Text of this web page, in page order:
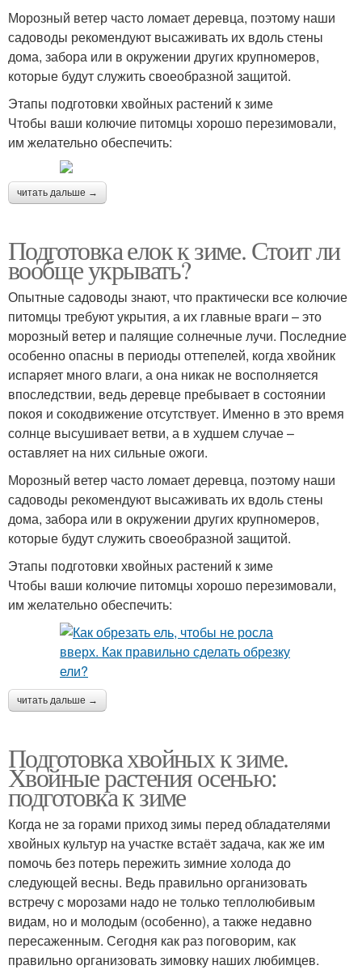
Морозный ветер часто ломает деревца, поэтому наши
садоводы рекомендуют высаживать их вдоль стены
дома, забора или в окружении других крупномеров,
которые будут служить своеобразной защитой.
Этапы подготовки хвойных растений к зиме
Чтобы ваши колючие питомцы хорошо перезимовали,
им желательно обеспечить:
читать дальше →
Подготовка елок к зиме. Стоит ли
вообще укрывать?
Опытные садоводы знают, что практически все колючие
питомцы требуют укрытия, а их главные враги – это
морозный ветер и палящие солнечные лучи. Последние
особенно опасны в периоды оттепелей, когда хвойник
испаряет много влаги, а она никак не восполняется
впоследствии, ведь деревце пребывает в состоянии
покоя и сокодвижение отсутствует. Именно в это время
солнце высушивает ветви, а в худшем случае –
оставляет на них сильные ожоги.
Морозный ветер часто ломает деревца, поэтому наши
садоводы рекомендуют высаживать их вдоль стены
дома, забора или в окружении других крупномеров,
которые будут служить своеобразной защитой.
Этапы подготовки хвойных растений к зиме
Чтобы ваши колючие питомцы хорошо перезимовали,
им желательно обеспечить:
читать дальше →
Подготовка хвойных к зиме.
Хвойные растения осенью:
подготовка к зиме
Когда не за горами приход зимы перед обладателями
хвойных культур на участке встаёт задача, как же им
помочь без потерь пережить зимние холода до
следующей весны. Ведь правильно организовать
встречу с морозами надо не только теплолюбивым
видам, но и молодым (особенно), а также недавно
пересаженным. Сегодня как раз поговорим, как
правильно организовать зимовку наших любимцев.